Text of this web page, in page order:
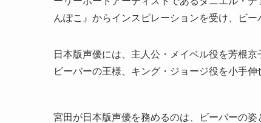
んぽこ』からインスピレーションを受け、ビ
日本版声優には、主人公・メイベル役を芳根
ビーバーの王様、キング・ジョージ役を小手伸
宮田が日本版声優を務めるのは、ビーバーの